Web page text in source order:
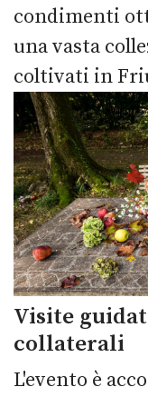
condimenti
una vasta
coltivati in
Visite
collaterali
L'evento è